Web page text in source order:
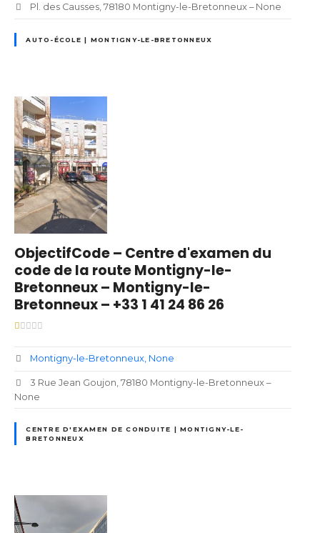
Pl. des Causses, 78180 Montigny-le-Bretonneux – None
AUTO-ÉCOLE | MONTIGNY-LE-BRETONNEUX
ObjectifCode – Centre d'examen du
code de la route Montigny-le-
Bretonneux – Montigny-le-
Bretonneux – +33 1 41 24 86 26
Montigny-le-Bretonneux None
3 Rue Jean Goujon, 78180 Montigny-le-Bretonneux –
None
CENTRE D'EXAMEN DE CONDUITE | MONTIGNY-LE-
BRETONNEUX